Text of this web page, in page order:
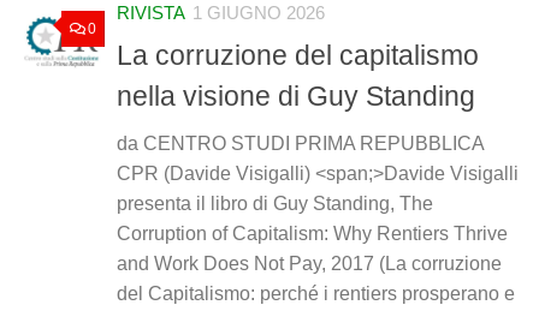
0
RIVISTA 1 GIUGNO 2026
La corruzione del capitalismo
nella visione di Guy Standing
da CENTRO STUDI PRIMA REPUBBLICA
CPR (Davide Visigalli) <span;>Davide Visigalli
presenta il libro di Guy Standing, The
Corruption of Capitalism: Why Rentiers Thrive
and Work Does Not Pay, 2017 (La corruzione
del Capitalismo: perché i rentiers prosperano e